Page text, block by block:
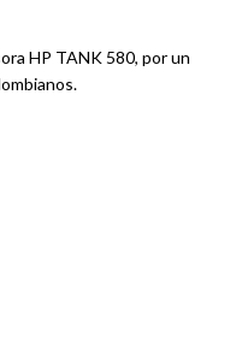
HP TANK 580, por un